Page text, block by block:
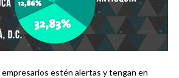
estén alertas y tengan en